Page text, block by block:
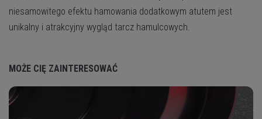
niesamowitego efektu hamowania dodatkowym atutem jest
unikalny i atrakcyjny wygląd tarcz hamulcowych.
MOŻE CIĘ ZAINTERESOWAĆ